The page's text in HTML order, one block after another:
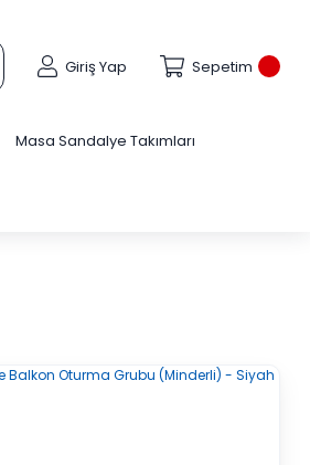
Giriş Yap Sepetim
Masa Sandalye Takımları